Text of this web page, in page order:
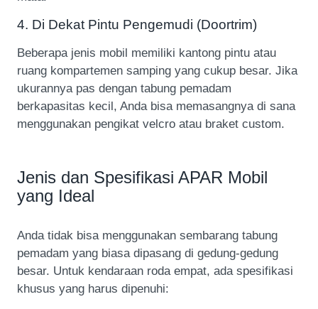
4. Di Dekat Pintu Pengemudi (Doortrim)
Beberapa jenis mobil memiliki kantong pintu atau
ruang kompartemen samping yang cukup besar. Jika
ukurannya pas dengan tabung pemadam
berkapasitas kecil, Anda bisa memasangnya di sana
menggunakan pengikat velcro atau braket custom.
Jenis dan Spesifikasi APAR Mobil
yang Ideal
Anda tidak bisa menggunakan sembarang tabung
pemadam yang biasa dipasang di gedung-gedung
besar. Untuk kendaraan roda empat, ada spesifikasi
khusus yang harus dipenuhi: